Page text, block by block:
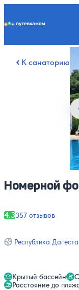
К санаторию
Номерной
Республика
Крытый бассейн
Расстояние до
4.3357 отзывов